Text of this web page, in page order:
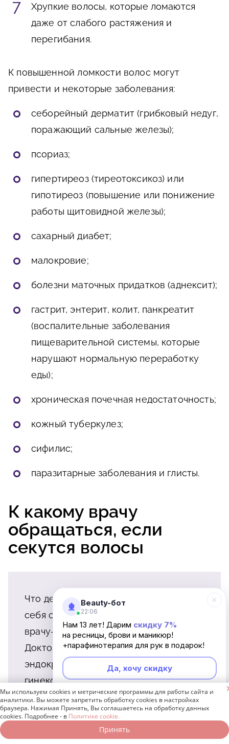
Хрупкие волосы, которые ломаются
даже от слабого растяжения и
перегибания.
К повышенной ломкости волос могут
привести и некоторые заболевания:
себорейный дерматит (грибковый недуг,
поражающий сальные железы);
псориаз;
гипертиреоз (тиреотоксикоз) или
гипотиреоз (повышение или понижение
работы щитовидной железы);
сахарный диабет;
малокровие;
болезни маточных придатков (аднексит);
гастрит, энтерит, колит, панкреатит
(воспалительные заболевания
пищеварительной системы, которые
нарушают нормальную переработку
еды);
хроническая почечная недостаточность;
кожный туберкулез;
сифилис;
паразитарные заболевания и глисты.
К какому врачу
обращаться, если
секутся волосы
Что делать, если вы обнаружили у
себя секущиеся волосы? Обратитесь к
врачу-дерматологу или к трихологу.
Доктор даст направление к терапевту,
эндокринологу, гастроэнтерологу,
гинекологу, в зависимости от того, чья
помощь понадобится конкретно вам.
Beauty-бот
22:06
Нам 13 лет! Дарим скидку 7%
на ресницы, брови и маникюр!
+парафинотерапия для рук в подарок!
Да, хочу скидку
Неинтересно
Мы используем cookies и метрические программы для работы сайта и
аналитики. Вы можете запретить обработку cookies в настройках
браузера. Нажимая Принять, Вы соглашаетесь на обработку данных
cookies. Подробнее - в Политике cookie.
Принять